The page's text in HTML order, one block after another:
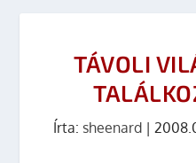
TÁVOLI
Írta: sheenard|